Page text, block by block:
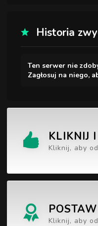
Historia
Ten serwer nie
Zagłosuj na niego,
KLIKNIJ
Kliknij, aby
Kliknij, aby